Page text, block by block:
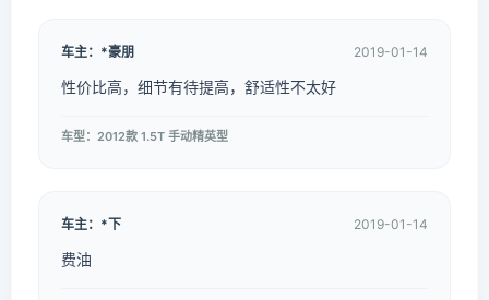
车主：*豪朋 2019-01-14
性价比高，细节有待提高，舒适性不太好
车型：2012款 1.5T 手动精英型
车主：*下 2019-01-14
费油